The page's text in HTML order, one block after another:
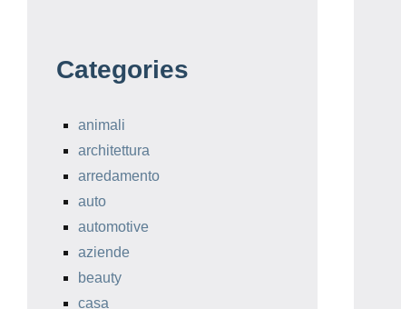
Categories
animali
architettura
arredamento
auto
automotive
aziende
beauty
casa